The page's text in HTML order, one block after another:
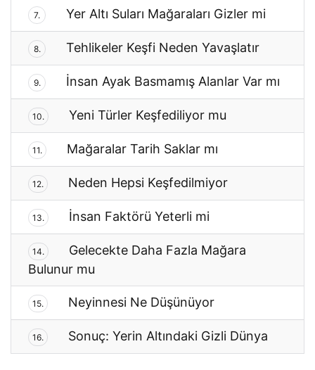
7. Yer Altı Suları Mağaraları Gizler mi
8. Tehlikeler Keşfi Neden Yavaşlatır
9. İnsan Ayak Basmamış Alanlar Var mı
10. Yeni Türler Keşfediliyor mu
11. Mağaralar Tarih Saklar mı
12. Neden Hepsi Keşfedilmiyor
13. İnsan Faktörü Yeterli mi
14.
Gelecekte Daha Fazla Mağara
Bulunur mu
15. Neyinnesi Ne Düşünüyor
16. Sonuç: Yerin Altındaki Gizli Dünya